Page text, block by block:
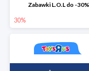
Zabawki L.O.L do -30%
30%